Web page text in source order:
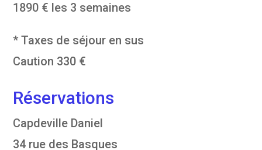
1890 € les 3 semaines
* Taxes de séjour en sus
Caution 330 €
Réservations
Capdeville Daniel
34 rue des Basques